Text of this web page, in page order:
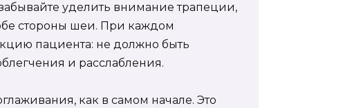
уделить внимание трапеции,
стороны шеи. При каждом
пациента: не должно быть
и расслабления.
как в самом начале. Это